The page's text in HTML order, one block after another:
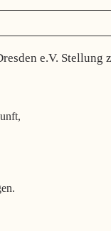
e.V. Stellung